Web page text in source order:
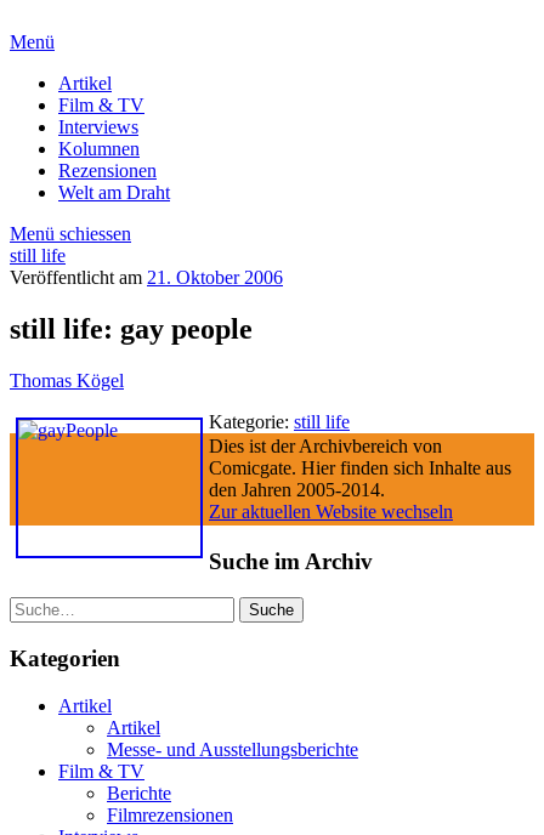
Menü
Artikel
Film & TV
Interviews
Kolumnen
Rezensionen
Welt am Draht
Menü schiessen
still life
Veröffentlicht am 21. Oktober 2006
still life: gay people
Thomas Kögel
Kategorie: still life
Dies ist der Archivbereich von
Comicgate. Hier finden sich Inhalte aus
den Jahren 2005-2014.
Zur aktuellen Website wechseln
Suche im Archiv
Suche
Kategorien
Artikel
Artikel
Messe- und Ausstellungsberichte
Film & TV
Berichte
Filmrezensionen